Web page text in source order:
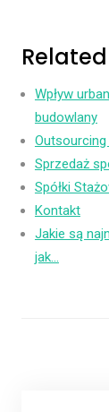
Wpływ
budowlany
Sprzedaż
Spółki
Kontakt
Jakie są
jak…